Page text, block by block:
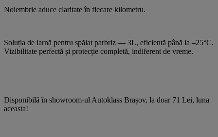
Noiembrie aduce claritate în fiecare kilometru.
Soluția de iarnă pentru spălat parbriz — 3L, eficientă până la –25°C.
Vizibilitate perfectă și protecție completă, indiferent de vreme.
Disponibilă în showroom-ul Autoklass Brașov, la doar 71 Lei, luna
aceasta!